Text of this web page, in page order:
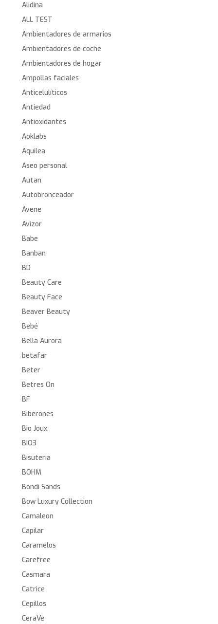
Alidina
ALL TEST
Ambientadores de armarios
Ambientadores de coche
Ambientadores de hogar
Ampollas faciales
Anticelulíticos
Antiedad
Antioxidantes
Aoklabs
Aquilea
Aseo personal
Autan
Autobronceador
Avene
Avizor
Babe
Banban
BD
Beauty Care
Beauty Face
Beaver Beauty
Bebé
Bella Aurora
betafar
Beter
Betres On
BF
Biberones
Bio Joux
BIO3
Bisuteria
BOHM
Bondi Sands
Bow Luxury Collection
Camaleon
Capilar
Caramelos
Carefree
Casmara
Catrice
Cepillos
CeraVe